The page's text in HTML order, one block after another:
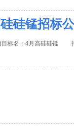
硅锰招标
名：4月高硅硅锰 招